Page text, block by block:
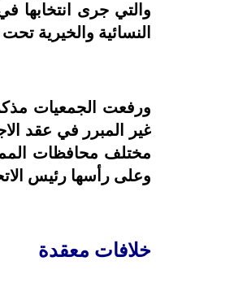
والتي جرى انتخابها
النسائية والخيرية
ورفعت الجمعيات
مختلف محافظات
وعلى رأسها رئيس
خلافات معقدة